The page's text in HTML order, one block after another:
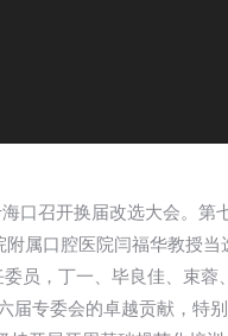
召开换届改选大会。第
属口腔医院闫福华教授
员，丁一、毕良佳、束蓉
专委会的卓越贡献，特